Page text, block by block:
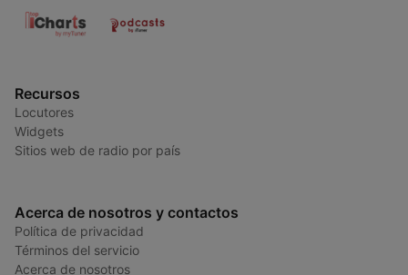
Recursos
Locutores
Widgets
Sitios web de radio por país
Acerca de nosotros y contactos
Política de privacidad
Términos del servicio
Acerca de nosotros